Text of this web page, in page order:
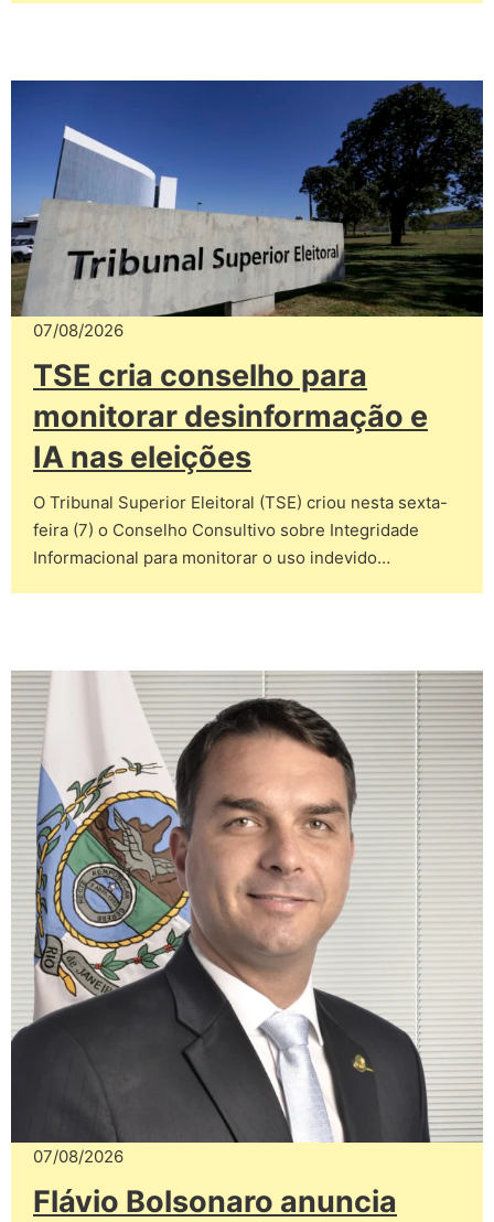
07/08/2026
TSE cria conselho para
monitorar desinformação e
IA nas eleições
O Tribunal Superior Eleitoral (TSE) criou nesta sexta-
feira (7) o Conselho Consultivo sobre Integridade
Informacional para monitorar o uso indevido…
07/08/2026
Flávio Bolsonaro anuncia